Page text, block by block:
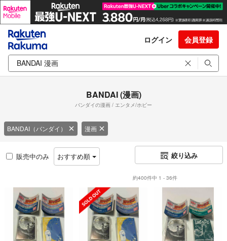
ログイン 会員登録
BANDAI (漫画)
バンダイの漫画 / エンタメ/ホビー
BANDAI（バンダイ） 漫画
販売中のみ おすすめ順 絞り込み
約400件中 1 - 36件